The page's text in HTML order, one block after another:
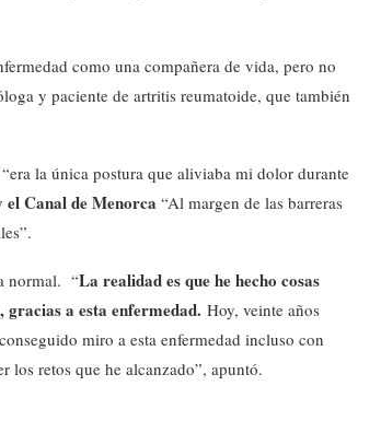
como una compañera de vida, pero no
y paciente de artritis reumatoide, que también
la única postura que aliviaba mi dolor durante
Canal de Menorca “Al margen de las barreras
normal. “La realidad es que he hecho cosas
a esta enfermedad. Hoy, veinte años
miro a esta enfermedad incluso con
los retos que he alcanzado”, apuntó.